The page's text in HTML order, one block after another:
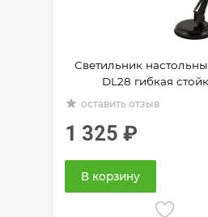
Светильник
DL28 гибкая
grade оставить отзыв
1 325 ₽
В корзину